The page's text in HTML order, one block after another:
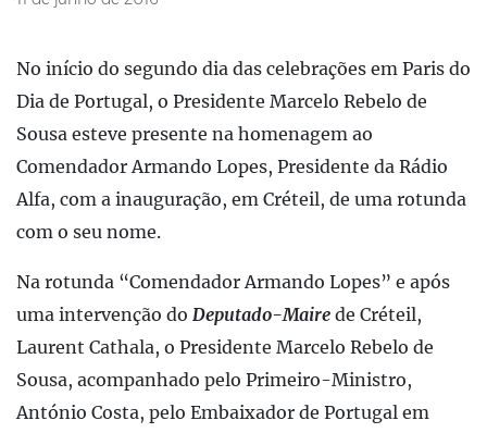
No início do segundo dia das celebrações em Paris do
Dia de Portugal, o Presidente Marcelo Rebelo de
Sousa esteve presente na homenagem ao
Comendador Armando Lopes, Presidente da Rádio
Alfa, com a inauguração, em Créteil, de uma rotunda
com o seu nome.
Na rotunda “Comendador Armando Lopes” e após
uma intervenção do Deputado-Maire de Créteil,
Laurent Cathala, o Presidente Marcelo Rebelo de
Sousa, acompanhado pelo Primeiro-Ministro,
António Costa, pelo Embaixador de Portugal em